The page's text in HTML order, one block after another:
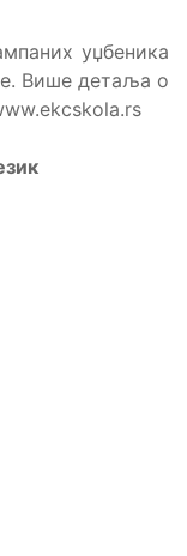
уџбеника
Више детаља о